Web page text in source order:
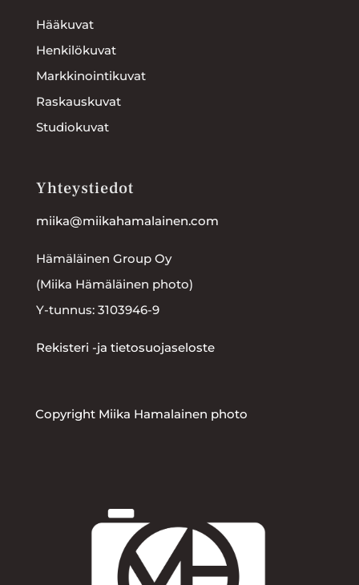
Hääkuvat
Henkilökuvat
Markkinointikuvat
Raskauskuvat
Studiokuvat
Yhteystiedot
miika@miikahamalainen.com
Hämäläinen Group Oy
(Miika Hämäläinen photo)
Y-tunnus: 3103946-9
Rekisteri -ja tietosuojaseloste
Copyright Miika Hamalainen photo